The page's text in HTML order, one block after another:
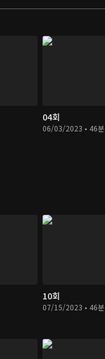
04회
06/03/2023 • 46분
10회
07/15/2023 • 46분